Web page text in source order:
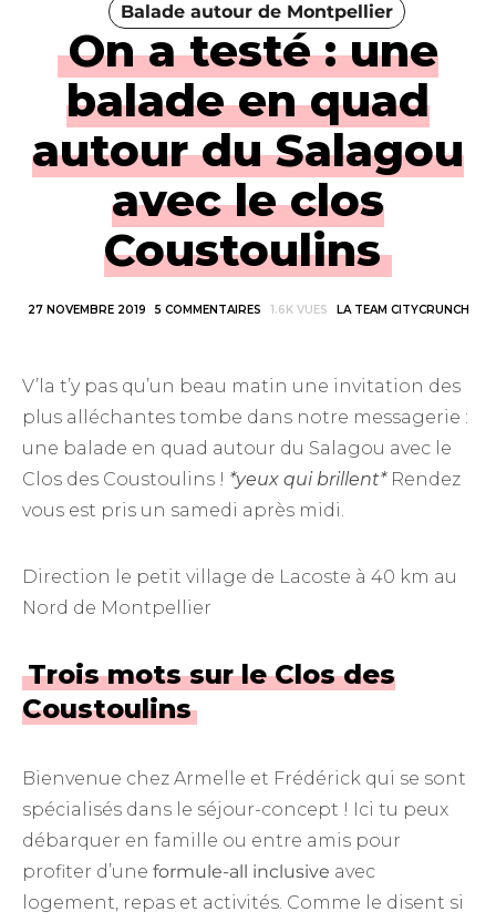
Balade autour de Montpellier
On a testé : une
balade en quad
autour du Salagou
avec le clos
Coustoulins
27 NOVEMBRE 2019 5 COMMENTAIRES 1.6K VUES LA TEAM CITYCRUNCH
V’la t’y pas qu’un beau matin une invitation des
plus alléchantes tombe dans notre messagerie :
une balade en quad autour du Salagou avec le
Clos des Coustoulins ! *yeux qui brillent*Rendez
vous est pris un samedi après midi.
Direction le petit village de Lacoste à 40 km au
Nord de Montpellier
Trois mots sur le Clos des
Coustoulins
Bienvenue chez Armelle et Frédérick qui se sont
spécialisés dans le séjour-concept ! Ici tu peux
débarquer en famille ou entre amis pour
profiter d’une formule-all inclusive avec
logement, repas et activités. Comme le disent si